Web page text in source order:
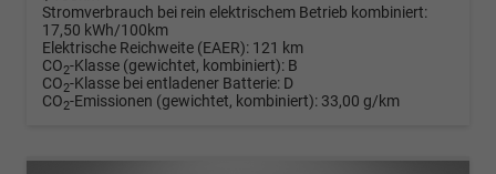
Stromverbrauch bei rein elektrischem Betrieb kombiniert:
17,50 kWh/100km
Elektrische Reichweite (EAER): 121 km
CO2-Klasse (gewichtet, kombiniert): B
CO2-Klasse bei entladener Batterie: D
CO2-Emissionen (gewichtet, kombiniert): 33,00 g/km